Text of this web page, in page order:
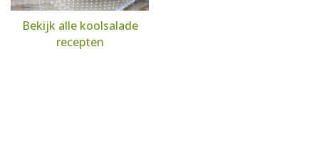
Bekijk alle koolsalade
recepten